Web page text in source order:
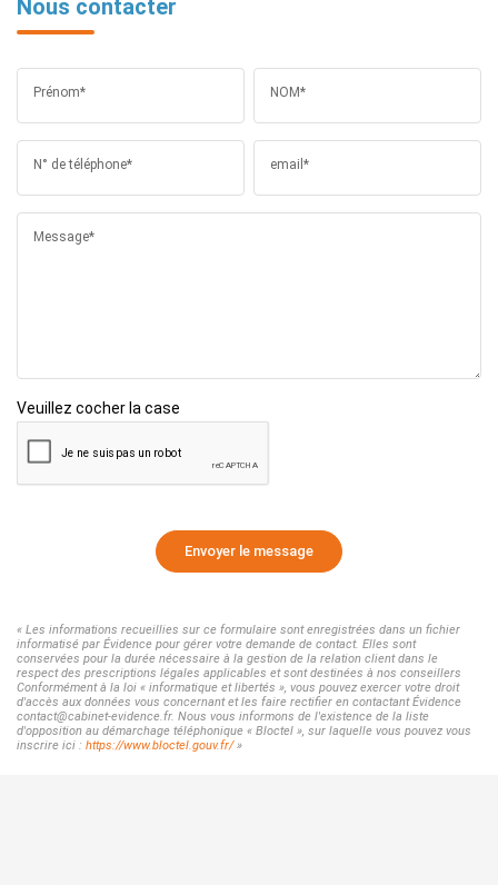
Nous contacter
Prénom* NOM*
N° de téléphone* email*
Message*
Veuillez cocher la case
Envoyer le message
« Les informations recueillies sur ce formulaire sont enregistrées dans un fichier
informatisé par Évidence pour gérer votre demande de contact. Elles sont
conservées pour la durée nécessaire à la gestion de la relation client dans le
respect des prescriptions légales applicables et sont destinées à nos conseillers
Conformément à la loi « informatique et libertés », vous pouvez exercer votre droit
d'accès aux données vous concernant et les faire rectifier en contactant Évidence
contact@cabinet-evidence.fr. Nous vous informons de l'existence de la liste
d'opposition au démarchage téléphonique « Bloctel », sur laquelle vous pouvez vous
inscrire ici : https://www.bloctel.gouv.fr/»